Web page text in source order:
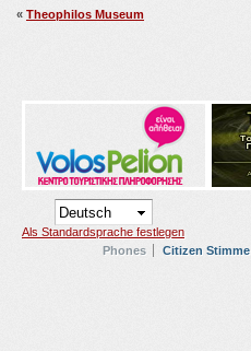
« Theophilos Museum
Als Standardsprache festlegen
Phones
Citizen Stimme